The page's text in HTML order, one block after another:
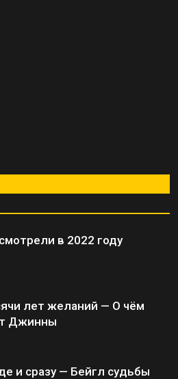
в 2022 году
лет желаний — О чём
Джинны
и сразу — Бейгл судьбы